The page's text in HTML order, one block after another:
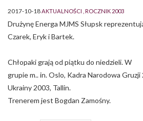
2017-10-18AKTUALNOŚCI ROCZNIK 2003
Drużynę Energa MJMS Słupsk
Czarek, Eryk i Bartek.
Chłopaki grają od piątku do niedzieli. W
grupie m.. in. Oslo, Kadra Narodowa
Ukrainy 2003, Tallin.
Trenerem jest Bogdan Zamośny.